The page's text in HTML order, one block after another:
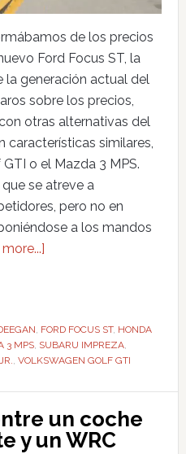
de los precios
Ford Focus ST, la
la generación actual del
sobre los precios,
otras alternativas del
características similares,
o el Mazda 3 MPS.
se atreve a
pero no en
a los mandos
, FORD FOCUS ST, HONDA
3 MPS, SUBARU IMPREZA,
, VOLKSWAGEN GOLF GTI
un coche
y un WRC